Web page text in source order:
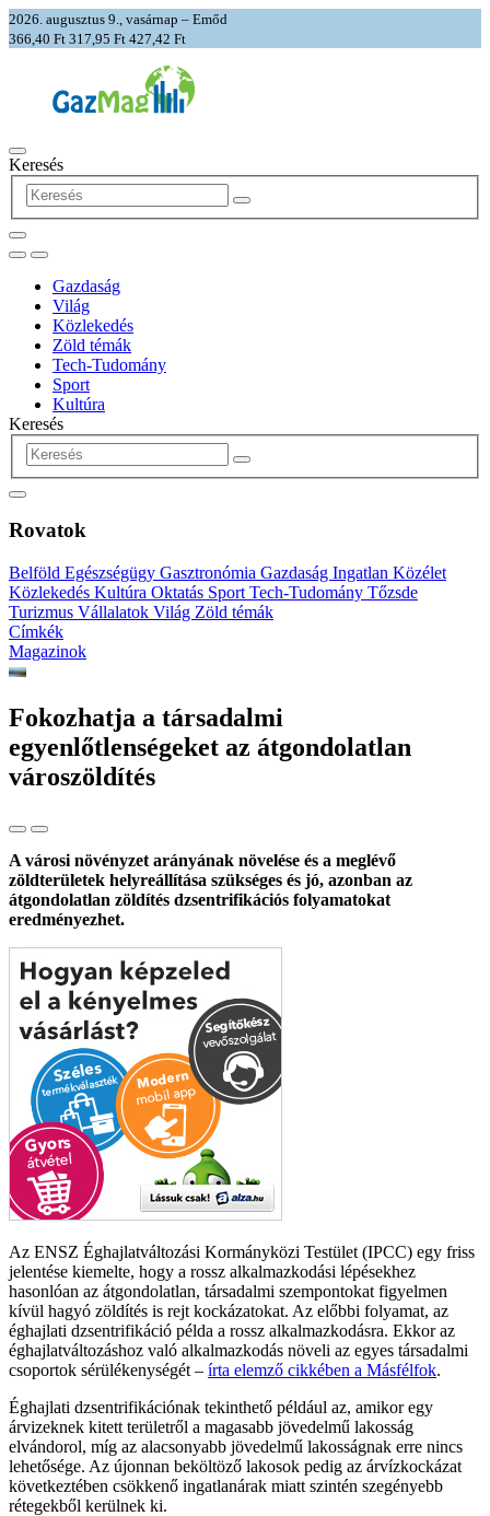
2026. augusztus 9., vasárnap – Emőd
366,40 Ft 317,95 Ft 427,42 Ft
Keresés
Gazdaság
Világ
Közlekedés
Zöld témák
Tech-Tudomány
Sport
Kultúra
Keresés
Rovatok
Belföld Egészségügy Gasztronómia Gazdaság Ingatlan Közélet
Közlekedés Kultúra Oktatás Sport Tech-Tudomány Tőzsde
Turizmus Vállalatok Világ Zöld témák
Címkék
Magazinok
Fokozhatja a társadalmi
egyenlőtlenségeket az átgondolatlan
városzöldítés
A városi növényzet arányának növelése és a meglévő
zöldterületek helyreállítása szükséges és jó, azonban az
átgondolatlan zöldítés dzsentrifikációs folyamatokat
eredményezhet.
Az ENSZ Éghajlatváltozási Kormányközi Testület (IPCC) egy friss
jelentése kiemelte, hogy a rossz alkalmazkodási lépésekhez
hasonlóan az átgondolatlan, társadalmi szempontokat figyelmen
kívül hagyó zöldítés is rejt kockázatokat. Az előbbi folyamat, az
éghajlati dzsentrifikáció példa a rossz alkalmazkodásra. Ekkor az
éghajlatváltozáshoz való alkalmazkodás növeli az egyes társadalmi
csoportok sérülékenységét – írta elemző cikkében a Másfélfok.
Éghajlati dzsentrifikációnak tekinthető például az, amikor egy
árvizeknek kitett területről a magasabb jövedelmű lakosság
elvándorol, míg az alacsonyabb jövedelmű lakosságnak erre nincs
lehetősége. Az újonnan beköltöző lakosok pedig az árvízkockázat
következtében csökkenő ingatlanárak miatt szintén szegényebb
rétegekből kerülnek ki.